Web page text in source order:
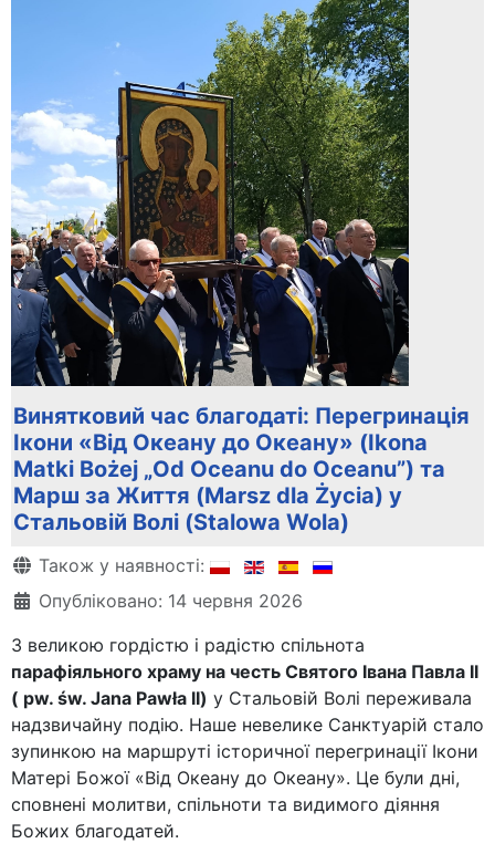
Винятковий час благодаті: Перегринація
Ікони «Від Океану до Океану» (Ikona
Matki Bożej „Od Oceanu do Oceanu”) та
Марш за Життя (Marsz dla Życia) у
Стальовій Волі (Stalowa Wola)
Деталі
Також у наявності:
Опубліковано: 14 червня 2026
З великою гордістю і радістю спільнота
парафіяльного храму на честь Святого Івана Павла ІІ
( pw. św. Jana Pawła II) у Стальовій Волі переживала
надзвичайну подію. Наше невелике Санктуарій стало
зупинкою на маршруті історичної перегринації Ікони
Матері Божої «Від Океану до Океану». Це були дні,
сповнені молитви, спільноти та видимого діяння
Божих благодатей.